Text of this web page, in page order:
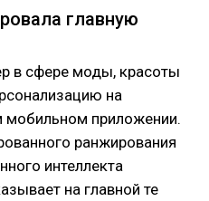
главную
в сфере моды, красоты
на
мобильном приложении.
ранжирования
интеллекта
на главной те